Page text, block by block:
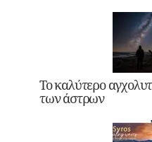
Το καλύτερο
των άστρων